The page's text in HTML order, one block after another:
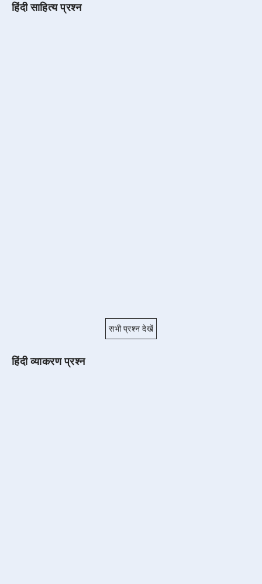
हिंदी साहित्य प्रश्न
सभी प्रश्न देखें
हिंदी व्याकरण प्रश्न